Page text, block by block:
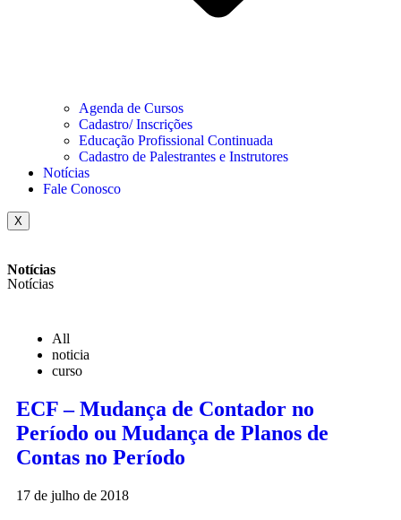
Agenda de Cursos
Cadastro/ Inscrições
Educação Profissional Continuada
Cadastro de Palestrantes e Instrutores
Notícias
Fale Conosco
X
Notícias
Notícias
All
noticia
curso
ECF – Mudança de Contador no
Período ou Mudança de Planos de
Contas no Período
17 de julho de 2018